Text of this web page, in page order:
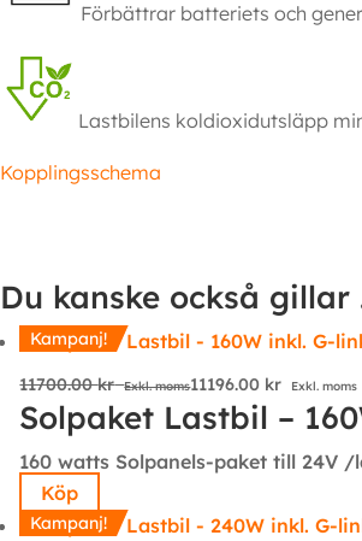
Förbättrar batteriets och
Lastbilens koldioxidutsläpp
Kopplingsschema
Du kanske också gillar
Kampanj!
11700.00kr Exkl. moms11196.00 kr Exkl. moms
Solpaket Lastbil –
160 watts Solpanels-paket till 24V
Köp
Kampanj!